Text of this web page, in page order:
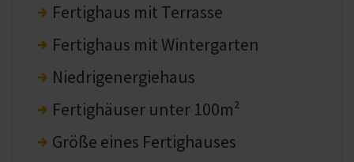
Fertighaus mit Terrasse
Fertighaus mit Wintergarten
Niedrigenergiehaus
Fertighäuser unter 100m²
Größe eines Fertighauses